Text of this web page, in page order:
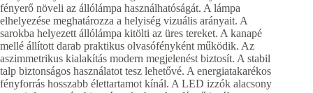
fényerő növeli az állólámpa használhatóságát. A lámpa
elhelyezése meghatározza a helyiség vizuális arányait. A
sarokba helyezett állólámpa kitölti az üres tereket. A kanapé
mellé állított darab praktikus olvasófényként működik. Az
aszimmetrikus kialakítás modern megjelenést biztosít. A stabil
talp biztonságos használatot tesz lehetővé. A energiatakarékos
fényforrás hosszabb élettartamot kínál. A LED izzók alacsony